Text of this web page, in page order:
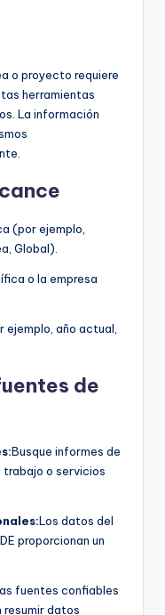
o proyecto requiere
herramientas
La información
(por ejemplo,
Global).
o la empresa
año actual,
de
Busque informes de
o servicios
Los datos del
proporcionan un
fuentes confiables
resumir datos